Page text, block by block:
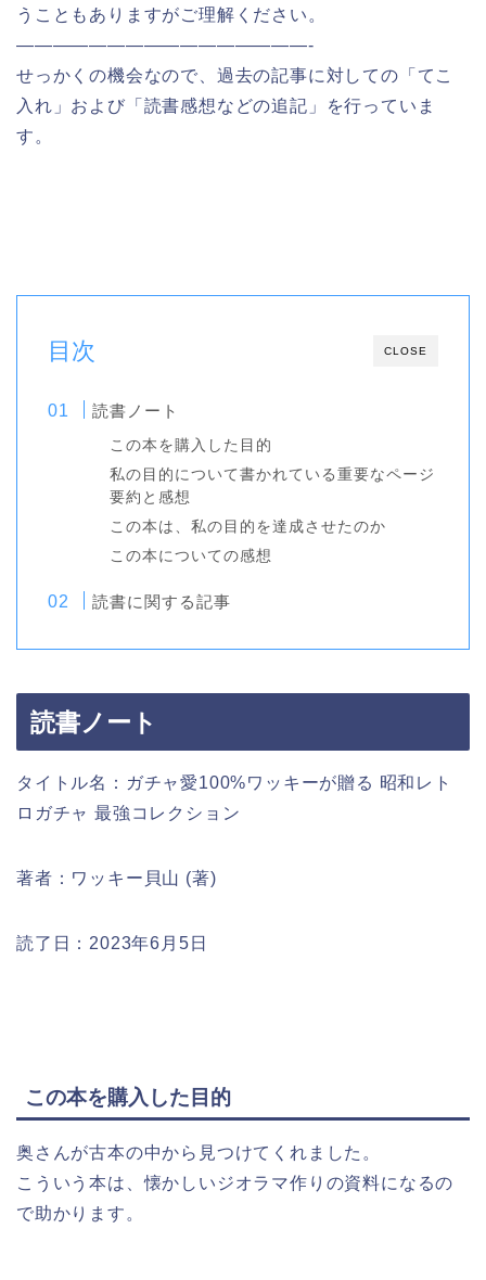
うこともありますがご理解ください。
————————————————-
せっかくの機会なので、過去の記事に対しての「てこ
入れ」および「読書感想などの追記」を行っていま
す。
CLOSE
目次
読書ノート
この本を購入した目的
私の目的について書かれている重要なページ
要約と感想
この本は、私の目的を達成させたのか
この本についての感想
読書に関する記事
読書ノート
タイトル名：ガチャ愛100%ワッキーが贈る 昭和レト
ロガチャ 最強コレクション
著者：ワッキー貝山 (著)
読了日：2023年6月5日
この本を購入した目的
奥さんが古本の中から見つけてくれました。
こういう本は、懐かしいジオラマ作りの資料になるの
で助かります。